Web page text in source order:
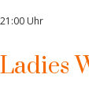
21:00 Uhr